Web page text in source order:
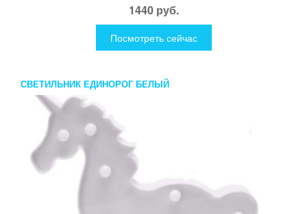
1440 руб.
Посмотреть сейчас
СВЕТИЛЬНИК ЕДИНОРОГ БЕЛЫЙ